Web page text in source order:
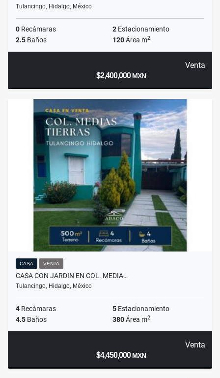
Tulancingo, Hidalgo, México
0 Recámaras 2 Estacionamiento
2.5 Baños 120Área m2
Venta
$2,400,000MXN
CASA VENTA
CASA CON JARDIN EN COL. MEDIA…
Tulancingo, Hidalgo, México
4 Recámaras 5 Estacionamiento
4.5 Baños 380Área m2
Venta
$4,450,000MXN